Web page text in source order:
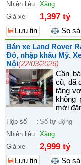
Nhiên liệu : Xăng
Giá xe
: 1,397 tỷ
Lưu tin
So
Bán xe Land Rover
Đỏ, nhập khẩu Mỹ.
Nội(22/03/2026)
Cần
cũ, đã
tặng
không
mới
Hộp số : Số tự động
Nhiên liệu : Xăng
Giá xe
: 2,999 tỷ
Lưu tin
So